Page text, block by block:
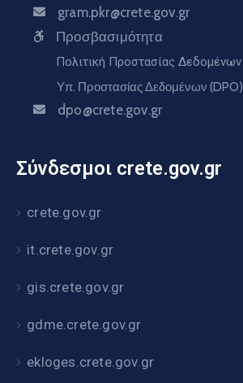
gram.pkr@crete.gov.gr
Προσβασιμότητα
Πολιτική Προστασίας Δεδομένων
Υπ. Προστασίας Δεδομένων (DPO)
dpo@crete.gov.gr
Σύνδεσμοι crete.gov.gr
crete.gov.gr
it.crete.gov.gr
gis.crete.gov.gr
gdme.crete.gov.gr
ekloges.crete.gov.gr